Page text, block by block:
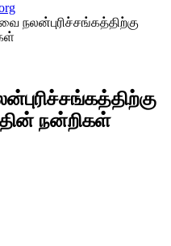
நலன்புரிச்சங்கத்திற்கு
நன்றிகள்